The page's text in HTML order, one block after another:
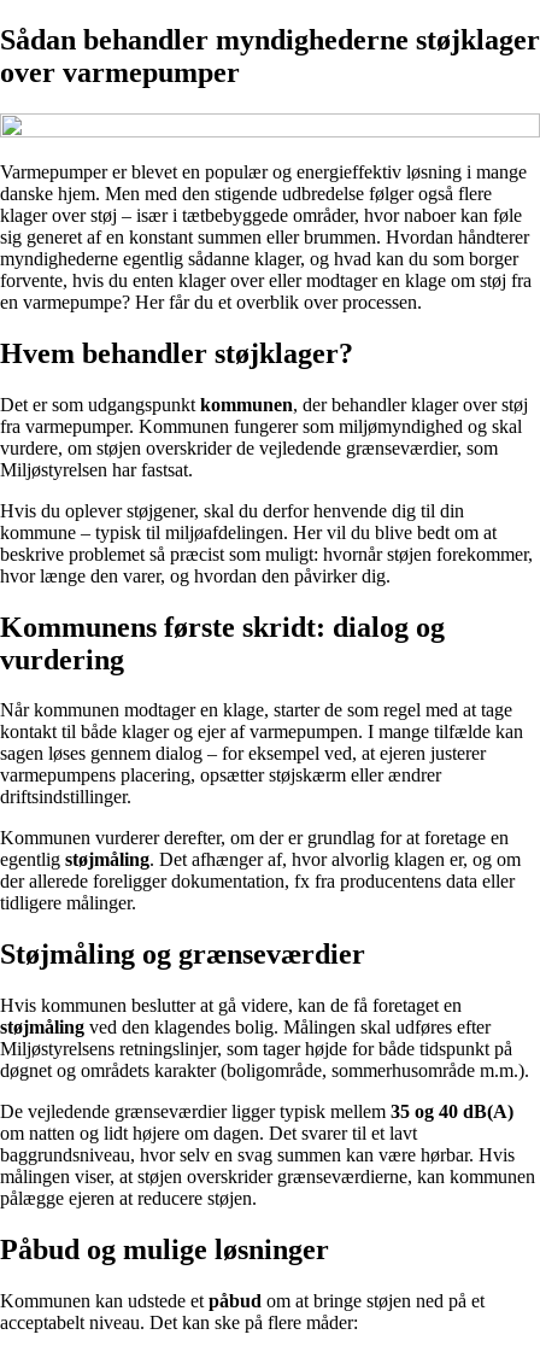
Sådan behandler myndighederne støjklager
over varmepumper
Varmepumper er blevet en populær og energieffektiv løsning i mange
danske hjem. Men med den stigende udbredelse følger også flere
klager over støj – især i tætbebyggede områder, hvor naboer kan føle
sig generet af en konstant summen eller brummen. Hvordan håndterer
myndighederne egentlig sådanne klager, og hvad kan du som borger
forvente, hvis du enten klager over eller modtager en klage om støj fra
en varmepumpe? Her får du et overblik over processen.
Hvem behandler støjklager?
Det er som udgangspunkt kommunen, der behandler klager over støj
fra varmepumper. Kommunen fungerer som miljømyndighed og skal
vurdere, om støjen overskrider de vejledende grænseværdier, som
Miljøstyrelsen har fastsat.
Hvis du oplever støjgener, skal du derfor henvende dig til din
kommune – typisk til miljøafdelingen. Her vil du blive bedt om at
beskrive problemet så præcist som muligt: hvornår støjen forekommer,
hvor længe den varer, og hvordan den påvirker dig.
Kommunens første skridt: dialog og
vurdering
Når kommunen modtager en klage, starter de som regel med at tage
kontakt til både klager og ejer af varmepumpen. I mange tilfælde kan
sagen løses gennem dialog – for eksempel ved, at ejeren justerer
varmepumpens placering, opsætter støjskærm eller ændrer
driftsindstillinger.
Kommunen vurderer derefter, om der er grundlag for at foretage en
egentlig støjmåling. Det afhænger af, hvor alvorlig klagen er, og om
der allerede foreligger dokumentation, fx fra producentens data eller
tidligere målinger.
Støjmåling og grænseværdier
Hvis kommunen beslutter at gå videre, kan de få foretaget en
støjmåling ved den klagendes bolig. Målingen skal udføres efter
Miljøstyrelsens retningslinjer, som tager højde for både tidspunkt på
døgnet og områdets karakter (boligområde, sommerhusområde m.m.).
De vejledende grænseværdier ligger typisk mellem 35 og 40 dB(A)
om natten og lidt højere om dagen. Det svarer til et lavt
baggrundsniveau, hvor selv en svag summen kan være hørbar. Hvis
målingen viser, at støjen overskrider grænseværdierne, kan kommunen
pålægge ejeren at reducere støjen.
Påbud og mulige løsninger
Kommunen kan udstede et påbud om at bringe støjen ned på et
acceptabelt niveau. Det kan ske på flere måder: